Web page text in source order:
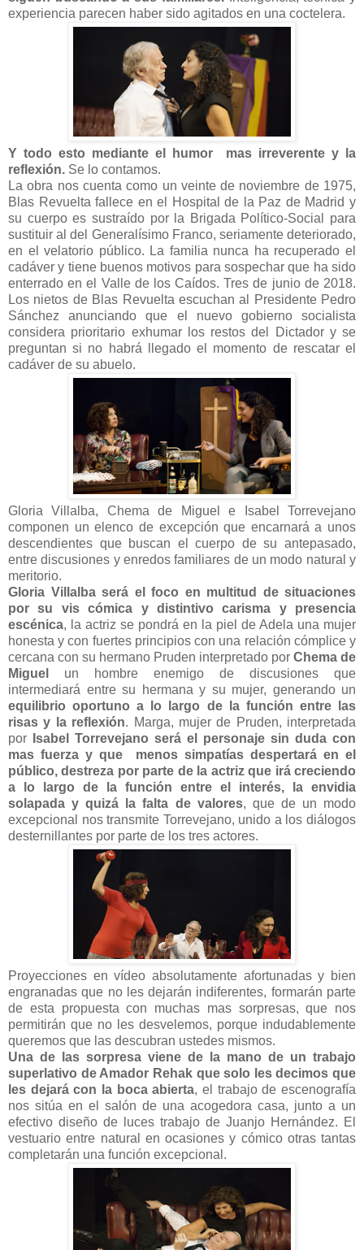
experiencia parecen haber sido agitados en una coctelera.
Y todo esto mediante el humor mas irreverente y la
reflexión. Se lo contamos.
La obra nos cuenta como un veinte de noviembre de 1975,
Blas Revuelta fallece en el Hospital de la Paz de Madrid y
su cuerpo es sustraído por la Brigada Político-Social para
sustituir al del Generalísimo Franco, seriamente deteriorado,
en el velatorio público. La familia nunca ha recuperado el
cadáver y tiene buenos motivos para sospechar que ha sido
enterrado en el Valle de los Caídos. Tres de junio de 2018.
Los nietos de Blas Revuelta escuchan al Presidente Pedro
Sánchez anunciando que el nuevo gobierno socialista
considera prioritario exhumar los restos del Dictador y se
preguntan si no habrá llegado el momento de rescatar el
cadáver de su abuelo.
Gloria Villalba, Chema de Miguel e Isabel Torrevejano
componen un elenco de excepción que encarnará a unos
descendientes que buscan el cuerpo de su antepasado,
entre discusiones y enredos familiares de un modo natural y
meritorio.
Gloria Villalba será el foco en multitud de situaciones
por su vis cómica y distintivo carisma y presencia
escénica, la actriz se pondrá en la piel de Adela una mujer
honesta y con fuertes principios con una relación cómplice y
cercana con su hermano Pruden interpretado por Chema de
Miguel
un hombre enemigo de discusiones que
intermediará entre su hermana y su mujer, generando un
equilibrio oportuno a lo largo de la función entre las
risas y la reflexión. Marga, mujer de Pruden, interpretada
por
Isabel Torrevejano será el personaje sin duda con
mas fuerza y que menos simpatías despertará en el
público, destreza por parte de la actriz que irá creciendo
a lo largo de la función entre el interés, la envidia
solapada y quizá la falta de valores, que de un modo
excepcional nos transmite Torrevejano, unido a los diálogos
desternillantes por parte de los tres actores.
Proyecciones en vídeo absolutamente afortunadas y bien
engranadasque no les dejarán indiferentes, formarán parte
de esta propuesta con muchas mas sorpresas, que nos
permitirán que no les desvelemos, porque indudablemente
queremos que las descubran ustedes mismos.
Una de las sorpresa viene de la mano de un trabajo
superlativo de Amador Rehak que solo les decimos que
les dejará con la boca abierta, el trabajo de escenografía
nos sitúa en el salón de una acogedora casa, junto a un
efectivo diseño de luces trabajo de Juanjo Hernández. El
vestuario entre natural en ocasiones y cómico otras tantas
completarán una función excepcional.